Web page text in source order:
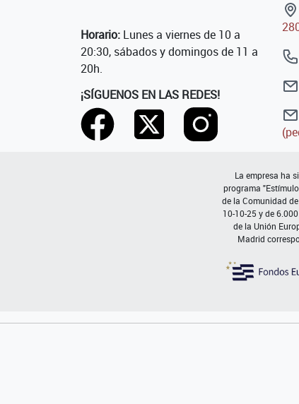
Horario: Lunes a viernes de 10 a
20:30, sábados y domingos de 11 a
20h.
¡SÍGUENOS EN LAS REDES!
La empresa ha
programa
de la Comunidad
10-10-25 y de
de la Unión
Madrid